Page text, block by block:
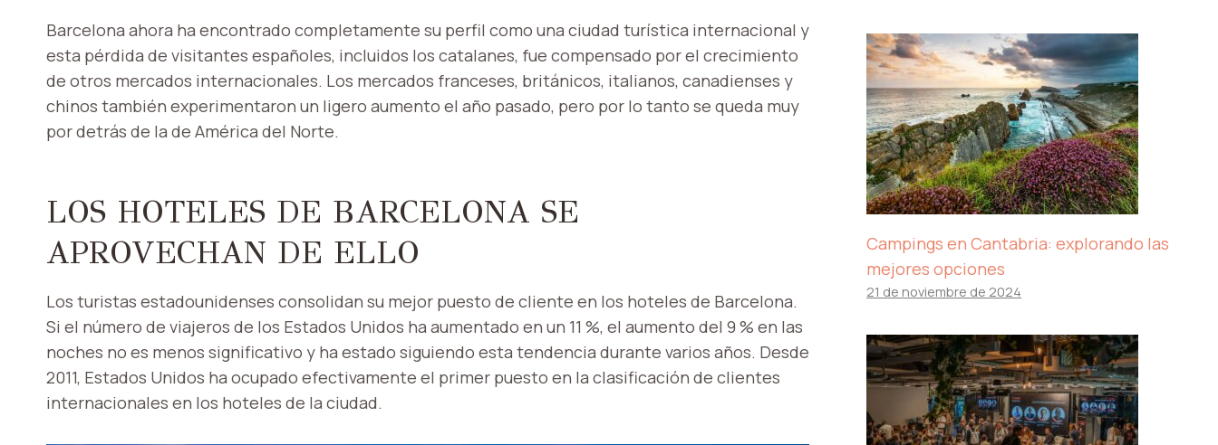
Barcelona ahora ha encontrado completamente su perfil como una ciudad turística internacional y
esta pérdida de visitantes españoles, incluidos los catalanes, fue compensado por el crecimiento
de otros mercados internacionales. Los mercados franceses, británicos, italianos, canadienses y
chinos también experimentaron un ligero aumento el año pasado, pero por lo tanto se queda muy
por detrás de la de América del Norte.
LOS HOTELES DE BARCELONA SE
APROVECHAN DE ELLO
Los turistas estadounidenses consolidan su mejor puesto de cliente en los hoteles de Barcelona.
Si el número de viajeros de los Estados Unidos ha aumentado en un 11 %, el aumento del 9 % en las
noches no es menos significativo y ha estado siguiendo esta tendencia durante varios años. Desde
2011, Estados Unidos ha ocupado efectivamente el primer puesto en la clasificación de clientes
internacionales en los hoteles de la ciudad.
Campings en Cantabria: explorando las
mejores opciones
21 de noviembre de 2024